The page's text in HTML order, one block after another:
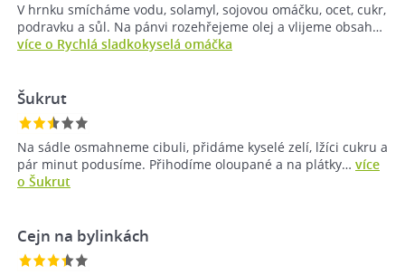
V hrnku smícháme vodu, solamyl, sojovou omáčku, ocet, cukr,
podravku a sůl. Na pánvi rozehřejeme olej a vlijeme obsah…
více o Rychlá sladkokyselá omáčka
Šukrut
Na sádle osmahneme cibuli, přidáme kyselé zelí, lžíci cukru a
pár minut podusíme. Přihodíme oloupané a na plátky… více
o Šukrut
Cejn na bylinkách